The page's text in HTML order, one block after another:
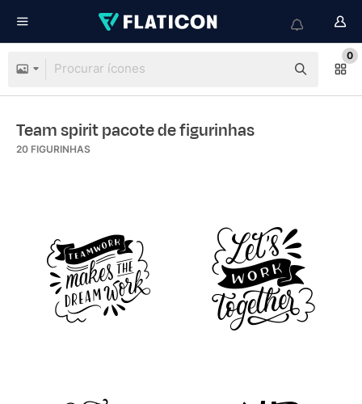
0
Team spirit pacote de figurinhas
20 FIGURINHAS